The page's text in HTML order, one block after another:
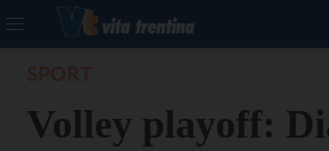
Volley playoff: